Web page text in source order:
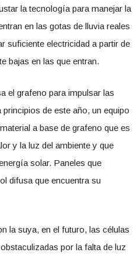
la tecnología para manejar la
en las gotas de lluvia reales
suficiente electricidad a partir de
bajas en las que entran.
el grafeno para impulsar las
de este año, un equipo
a base de grafeno que es
y la luz del ambiente y que
solar. Paneles que
difusa que encuentra su
la suya, en el futuro, las células
por la falta de luz